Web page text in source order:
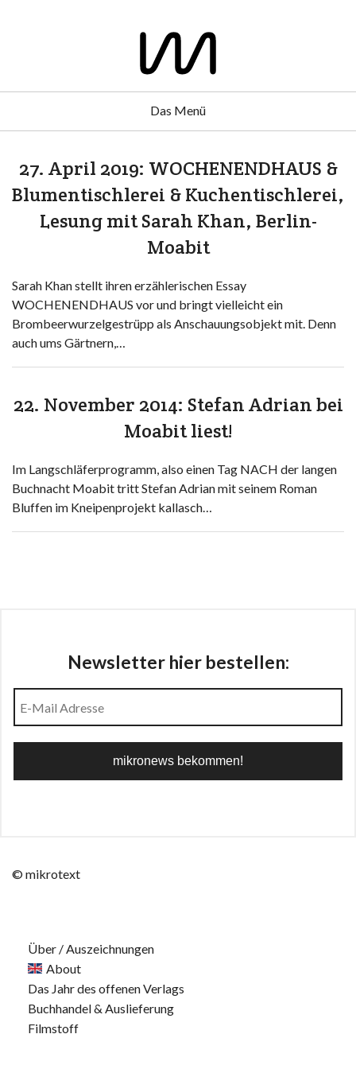
Das Menü
27. April 2019: WOCHENENDHAUS &
Blumentischlerei & Kuchentischlerei,
Lesung mit Sarah Khan, Berlin-
Moabit
Sarah Khan stellt ihren erzählerischen Essay
WOCHENENDHAUS vor und bringt vielleicht ein
Brombeerwurzelgestrüpp als Anschauungsobjekt mit. Denn
auch ums Gärtnern,…
22. November 2014: Stefan Adrian bei
Moabit liest!
Im Langschläferprogramm, also einen Tag NACH der langen
Buchnacht Moabit tritt Stefan Adrian mit seinem Roman
Bluffen im Kneipenprojekt kallasch…
Newsletter hier bestellen:
© mikrotext
Über / Auszeichnungen
About
Das Jahr des offenen Verlags
Buchhandel & Auslieferung
Filmstoff